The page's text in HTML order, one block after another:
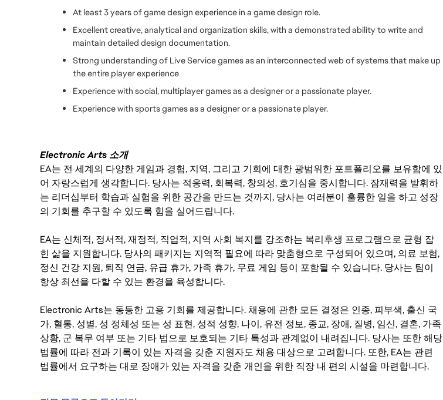
At least 3 years of game design experience in a game design role.
Excellent creative, analytical and organization skills, with a demonstrated ability to write and
maintain detailed design documentation.
Strong understanding of Live Service games as an interconnected web of systems that make up
the entire player experience
Experience with social, multiplayer games as a designer or a passionate player.
Experience with sports games as a designer or a passionate player.
Electronic Arts 소개
EA는 전 세계의 다양한 게임과 경험, 지역, 그리고 기회에 대한 광범위한 포트폴리오를 보유함에 있
어 자랑스럽게 생각합니다. 당사는 적응력, 회복력, 창의성, 호기심을 중시합니다. 잠재력을 발휘하
는 리더십부터 학습과 실험을 위한 공간을 만드는 것까지, 당사는 여러분이 훌륭한 일을 하고 성장
의 기회를 추구할 수 있도록 힘을 실어드립니다.
EA는 신체적, 정서적, 재정적, 직업적, 지역 사회 복지를 강조하는 복리후생 프로그램으로 균형 잡
힌 삶을 지원합니다. 당사의 패키지는 지역적 필요에 따라 맞춤형으로 구성되어 있으며, 의료 보험,
정신 건강 지원, 퇴직 연금, 유급 휴가, 가족 휴가, 무료 게임 등이 포함될 수 있습니다. 당사는 팀이
항상 최선을 다할 수 있는 환경을 육성합니다.
Electronic Arts는 동등한 고용 기회를 제공합니다. 채용에 관한 모든 결정은 인종, 피부색, 출신 국
가, 혈통, 성별, 성 정체성 또는 성 표현, 성적 성향, 나이, 유전 정보, 종교, 장애, 질병, 임신, 결혼, 가족
상황, 군 복무 여부 또는 기타 법으로 보호되는 기타 특성과 관계없이 내려집니다. 당사는 또한 해당
법률에 따라 전과 기록이 있는 자격을 갖춘 지원자도 채용 대상으로 고려합니다. 또한, EA는 관련
법률에서 요구하는 대로 장애가 있는 자격을 갖춘 개인을 위한 직장 내 편의 시설을 마련합니다.